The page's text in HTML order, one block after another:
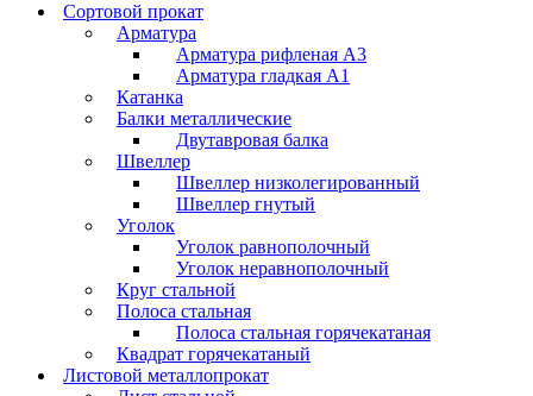
Сортовой прокат
Арматура
Арматура рифленая А3
Арматура гладкая А1
Катанка
Балки металлические
Двутавровая балка
Швеллер
Швеллер низколегированный
Швеллер гнутый
Уголок
Уголок равнополочный
Уголок неравнополочный
Круг стальной
Полоса стальная
Полоса стальная горячекатаная
Квадрат горячекатаный
Листовой металлопрокат